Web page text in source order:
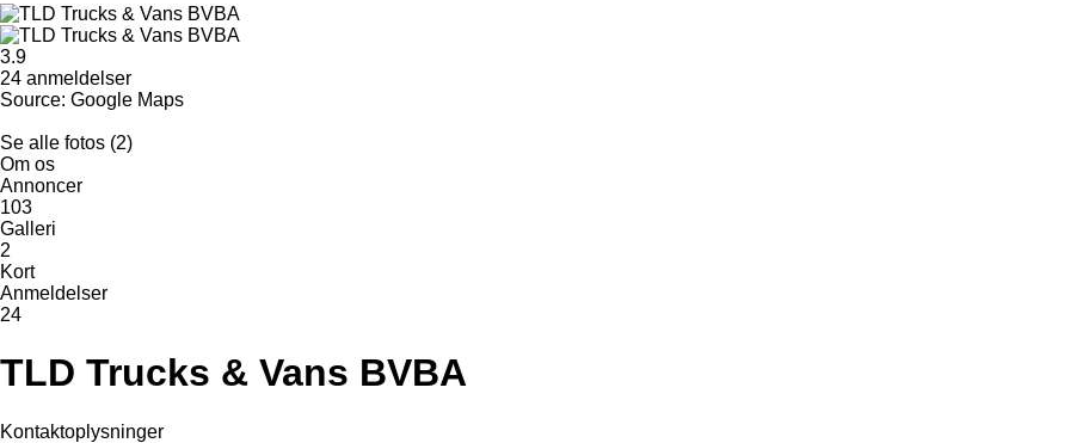
3.9
24 anmeldelser
Source: Google Maps
Se alle fotos (2)
Om os
Annoncer
103
Galleri
2
Kort
Anmeldelser
24
TLD Trucks & Vans BVBA
Kontaktoplysninger